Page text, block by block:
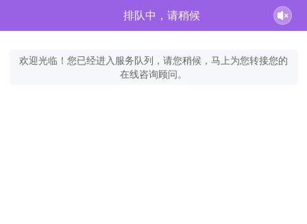
排队中，请稍候
欢迎光临！您已经进入服务队列，请您稍候，马上为您转接您的
在线咨询顾问。